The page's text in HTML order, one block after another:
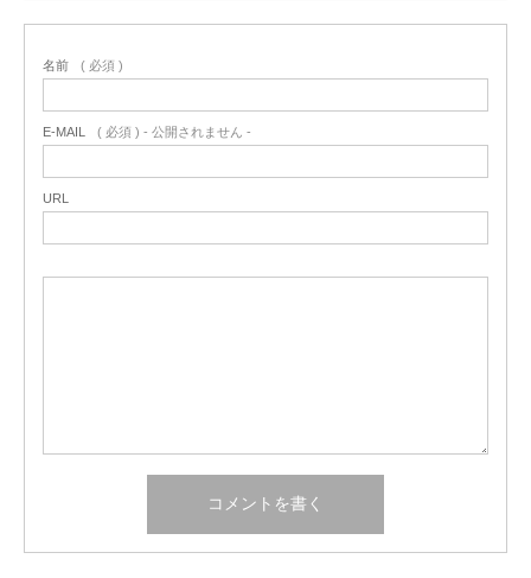
名前 ( 必須 )
E-MAIL ( 必須 ) - 公開されません -
URL